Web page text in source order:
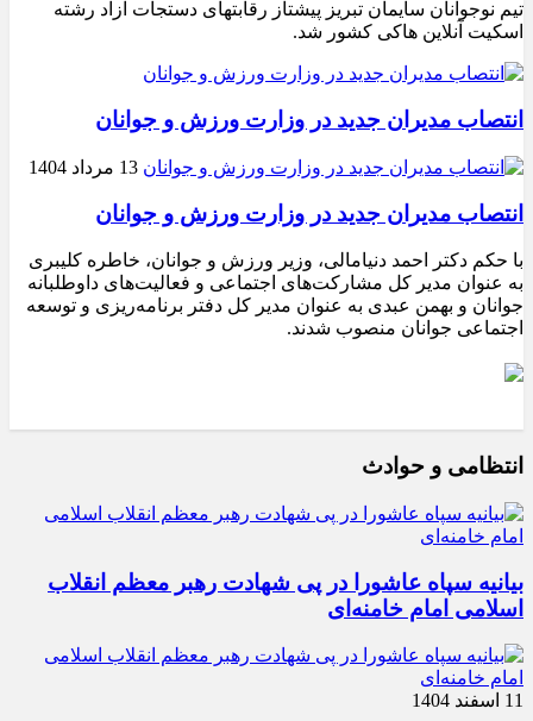
تیم نوجوانان سایمان تبریز پیشتاز رقابتهای دستجات آزاد رشته
اسکیت آنلاین هاکی کشور شد.
انتصاب مدیران جدید در وزارت ورزش و جوانان
13 مرداد 1404
انتصاب مدیران جدید در وزارت ورزش و جوانان
با حکم دکتر احمد دنیامالی، وزیر ورزش و جوانان، خاطره کلیبری
به عنوان مدیر کل مشارکت‌های اجتماعی و فعالیت‌های داوطلبانه
جوانان و بهمن عبدی به عنوان مدیر کل دفتر برنامه‌ریزی و توسعه
اجتماعی جوانان منصوب شدند.
انتظامی و حوادث
بیانیه سپاه عاشورا در پی شهادت رهبر معظم انقلاب
اسلامی امام خامنه‌ای
11 اسفند 1404